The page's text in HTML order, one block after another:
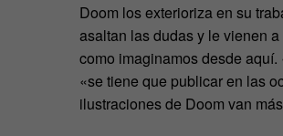
Doom los exterioriza en su
asaltan las dudas y le vienen
como imaginamos desde
«se tiene que publicar en las
ilustraciones de Doom van